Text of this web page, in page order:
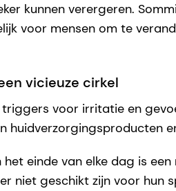
kunnen verergeren.
voor mensen om te
vicieuze cirkel
voor irritatie en
einde van elke dag is
niet geschikt zijn voor